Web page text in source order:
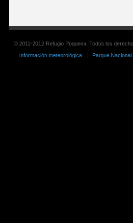
© 2011-2012 Refugio Poqueira. Todos los
Información meteorológica
Parque